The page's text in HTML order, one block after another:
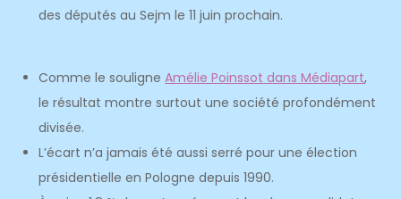
des députés au Sejm le 11 juin prochain.
Comme le souligneAmélie Poinssot dans Médiapart,
le résultat montre surtout une société profondément
divisée.
L’écart n’a jamais été aussi serré pour une élection
présidentielle en Pologne depuis 1990.